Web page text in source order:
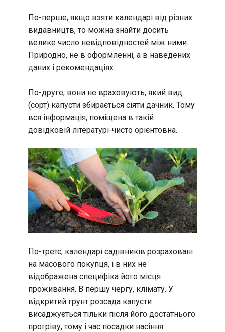
По-перше, якщо взяти календарі від різних
видавництв, то можна знайти досить
велике число невідповідностей між ними.
Природно, не в оформленні, а в наведених
даних і рекомендаціях.
По-друге, вони не враховують, який вид
(сорт) капусти збирається сіяти дачник. Тому
вся інформація, поміщена в такій
довідковій літературі-чисто орієнтовна.
По-третє, календарі садівників розраховані
на масового покупця, і в них не
відображена специфіка його місця
проживання. В першу чергу, клімату. У
відкритий грунт розсада капусти
висаджується тільки після його достатнього
прогріву, тому і час посадки насіння